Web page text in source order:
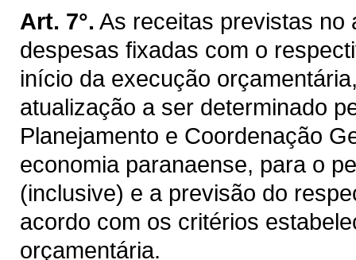
Art. 7°. As receitas previstas no
despesas fixadas com o
início da execução
atualização a ser determinado
Planejamento e Coordenação
economia paranaense, para o
(inclusive) e a previsão do
acordo com os critérios
orçamentária.